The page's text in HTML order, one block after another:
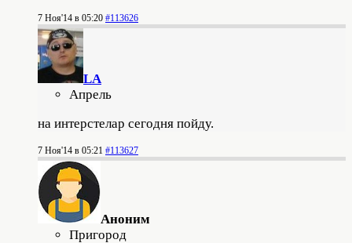
7 Ноя'14 в 05:20 #113626
LA
Апрель
на интерстелар сегодня пойду.
7 Ноя'14 в 05:21 #113627
Аноним
Пригород